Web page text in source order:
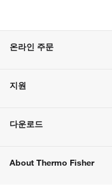
온라인 주문
주문 방법
벌크 주문
지원
고객 센터
웹사이트 개선사항
다운로드
About Thermo Fisher